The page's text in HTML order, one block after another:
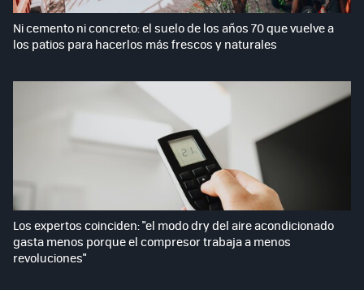
Ni cemento ni concreto: el suelo de los años 70 que vuelve a
los patios para hacerlos más frescos y naturales
Los expertos coinciden: "el modo dry del aire acondicionado
gasta menos porque el compresor trabaja a menos
revoluciones"